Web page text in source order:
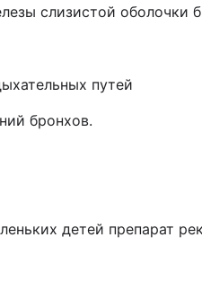
слизистой оболочки
путей
бронхов.
детей препарат